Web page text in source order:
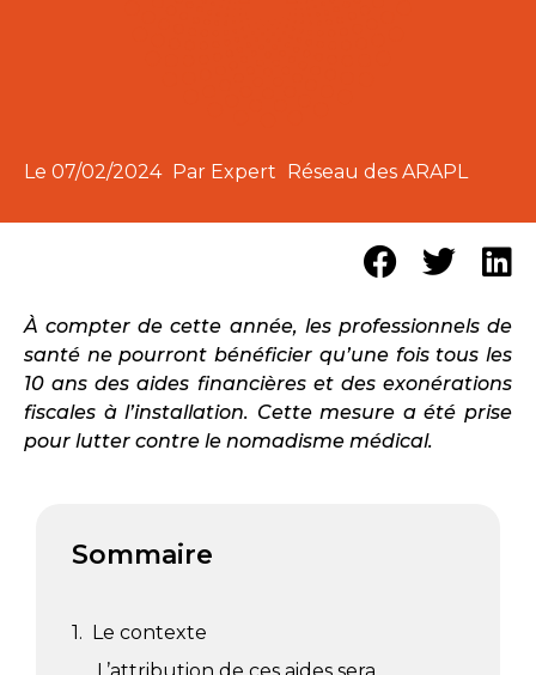
Le 07/02/2024 Par Expert Réseau des ARAPL
À compter de cette année, les professionnels de
santé ne pourront bénéficier qu’une fois tous les
10 ans des aides financières et des exonérations
fiscales à l’installation. Cette mesure a été prise
pour lutter contre le nomadisme médical.
Sommaire
Le contexte